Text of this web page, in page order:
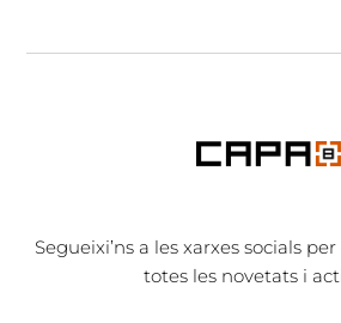
Segueixi’ns a les xarxes socials
totes les novetats i